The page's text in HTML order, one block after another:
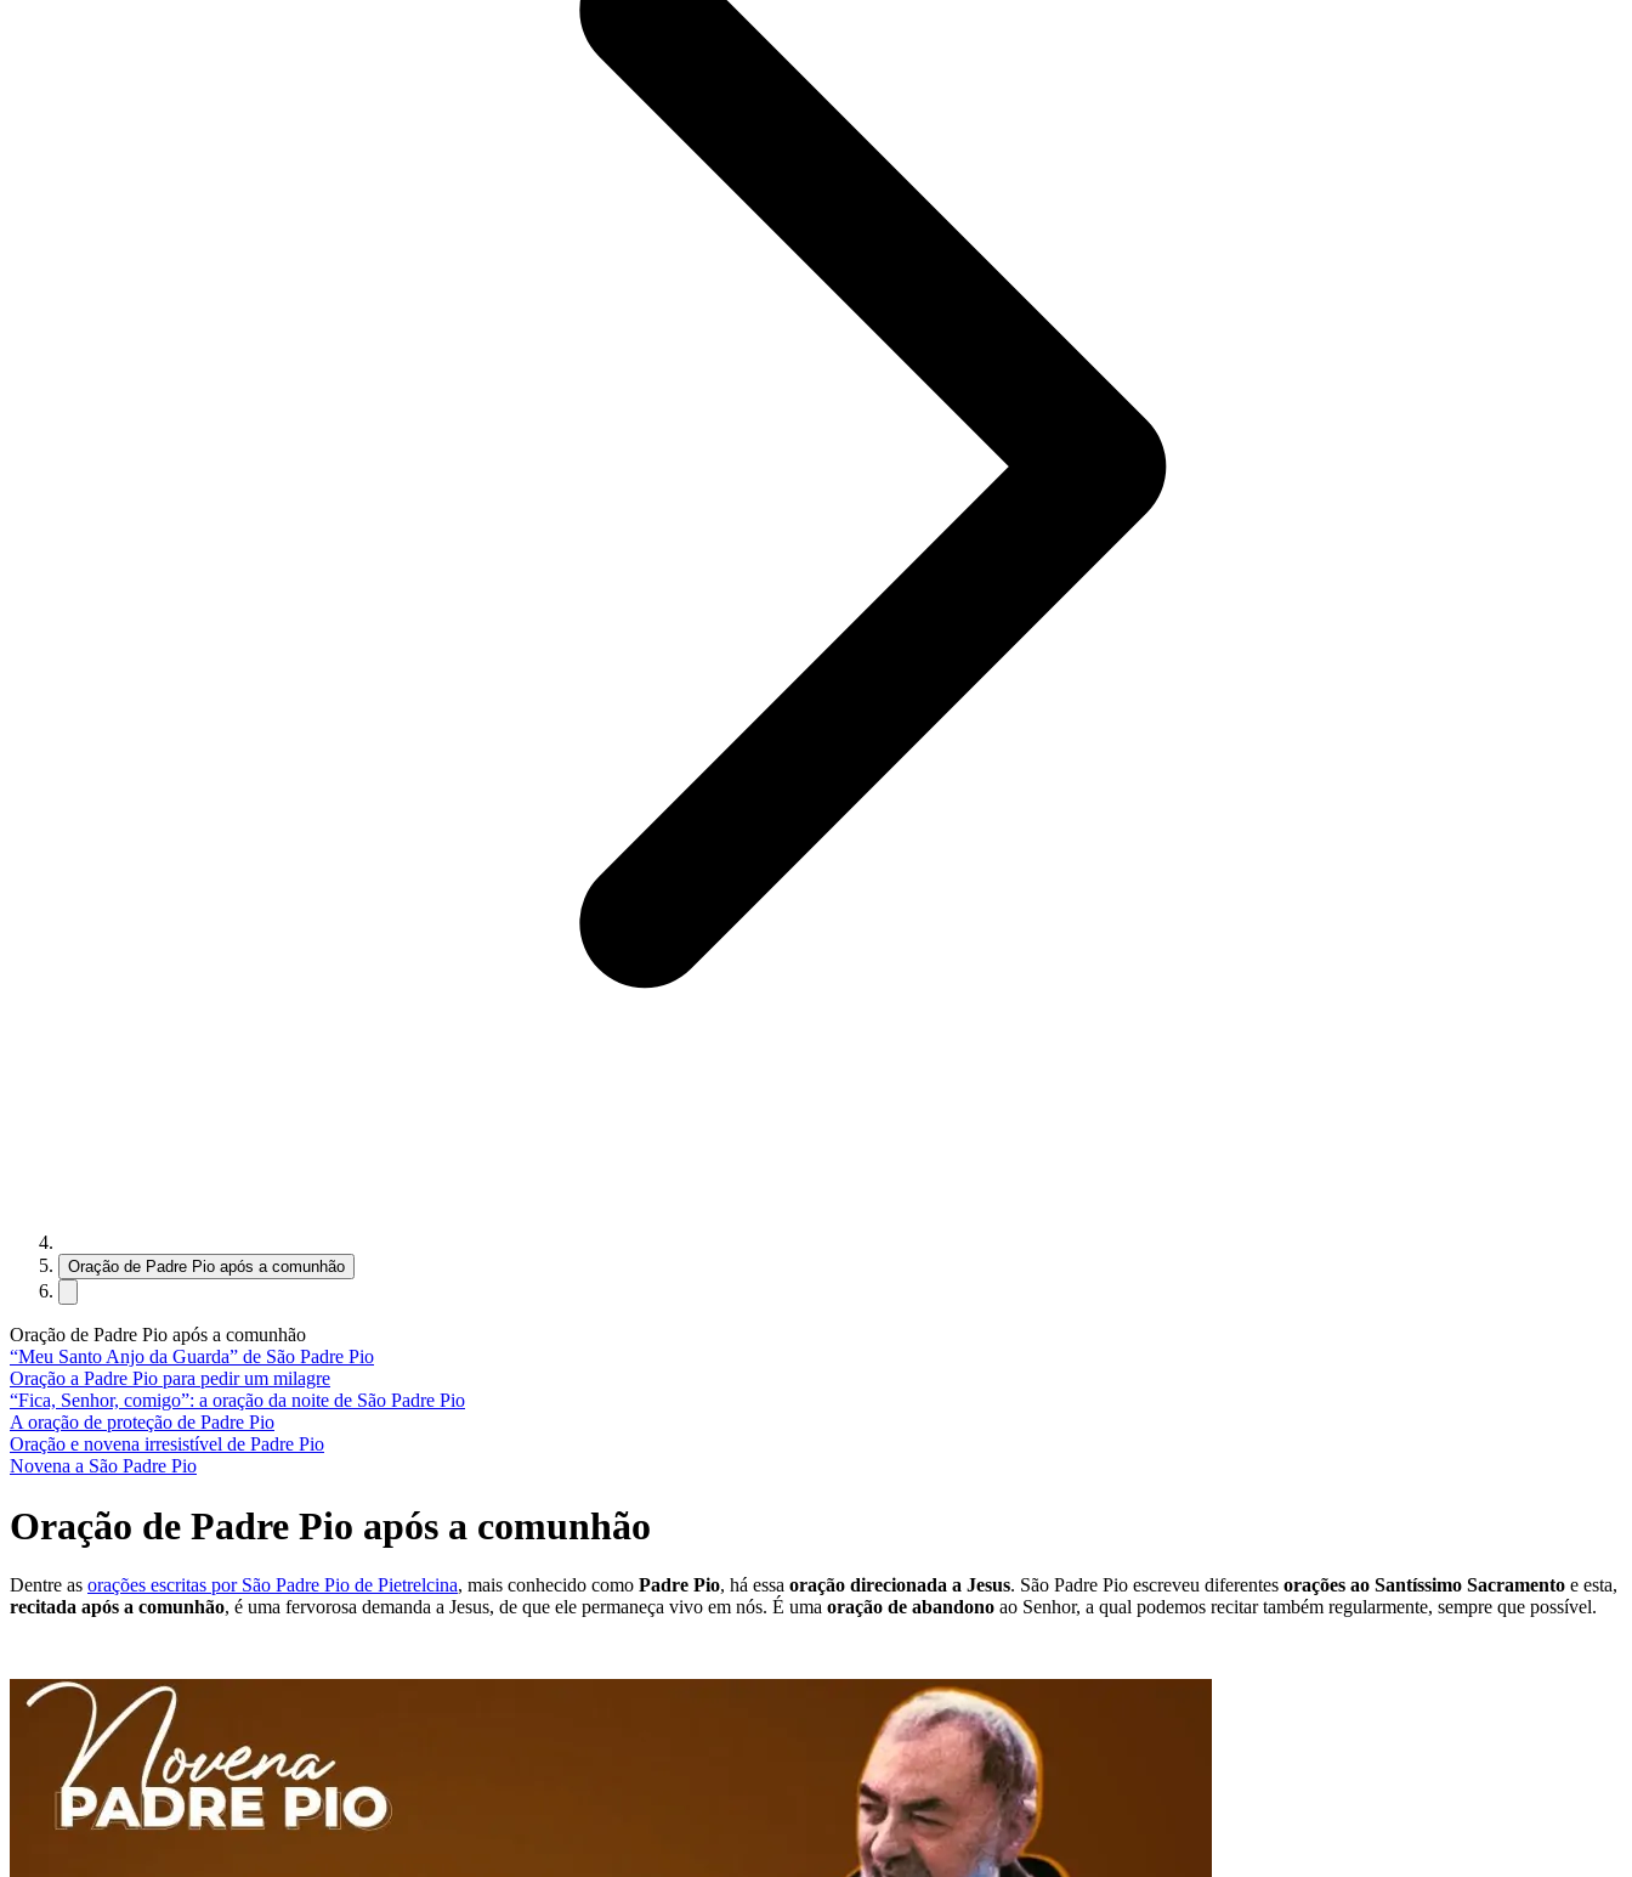
Oração de Padre Pio após a comunhão
Oração de Padre Pio após a comunhão
“Meu Santo Anjo da Guarda” de São Padre Pio
Oração a Padre Pio para pedir um milagre
“Fica, Senhor, comigo”: a oração da noite de São Padre Pio
A oração de proteção de Padre Pio
Oração e novena irresistível de Padre Pio
Novena a São Padre Pio
Oração de Padre Pio após a comunhão
Dentre as orações escritas por São Padre Pio de Pietrelcina, mais conhecido como Padre Pio, há essa oração direcionada a Jesus. São Padre Pio escreveu diferentes orações ao Santíssimo Sacramento e esta,
recitada após a comunhão, é uma fervorosa demanda a Jesus, de que ele permaneça vivo em nós. É uma oração de abandono ao Senhor, a qual podemos recitar também regularmente, sempre que possível.